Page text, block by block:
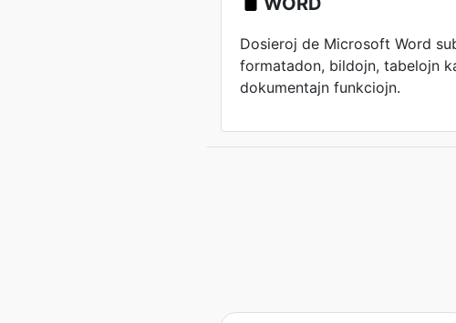
Dosieroj de Microsoft Word
formatadon, bildojn, tabelojn
dokumentajn funkciojn.